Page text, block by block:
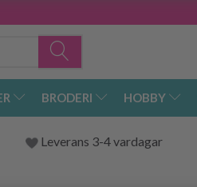
BRODERI HOBBY
Leverans 3-4 vardagar